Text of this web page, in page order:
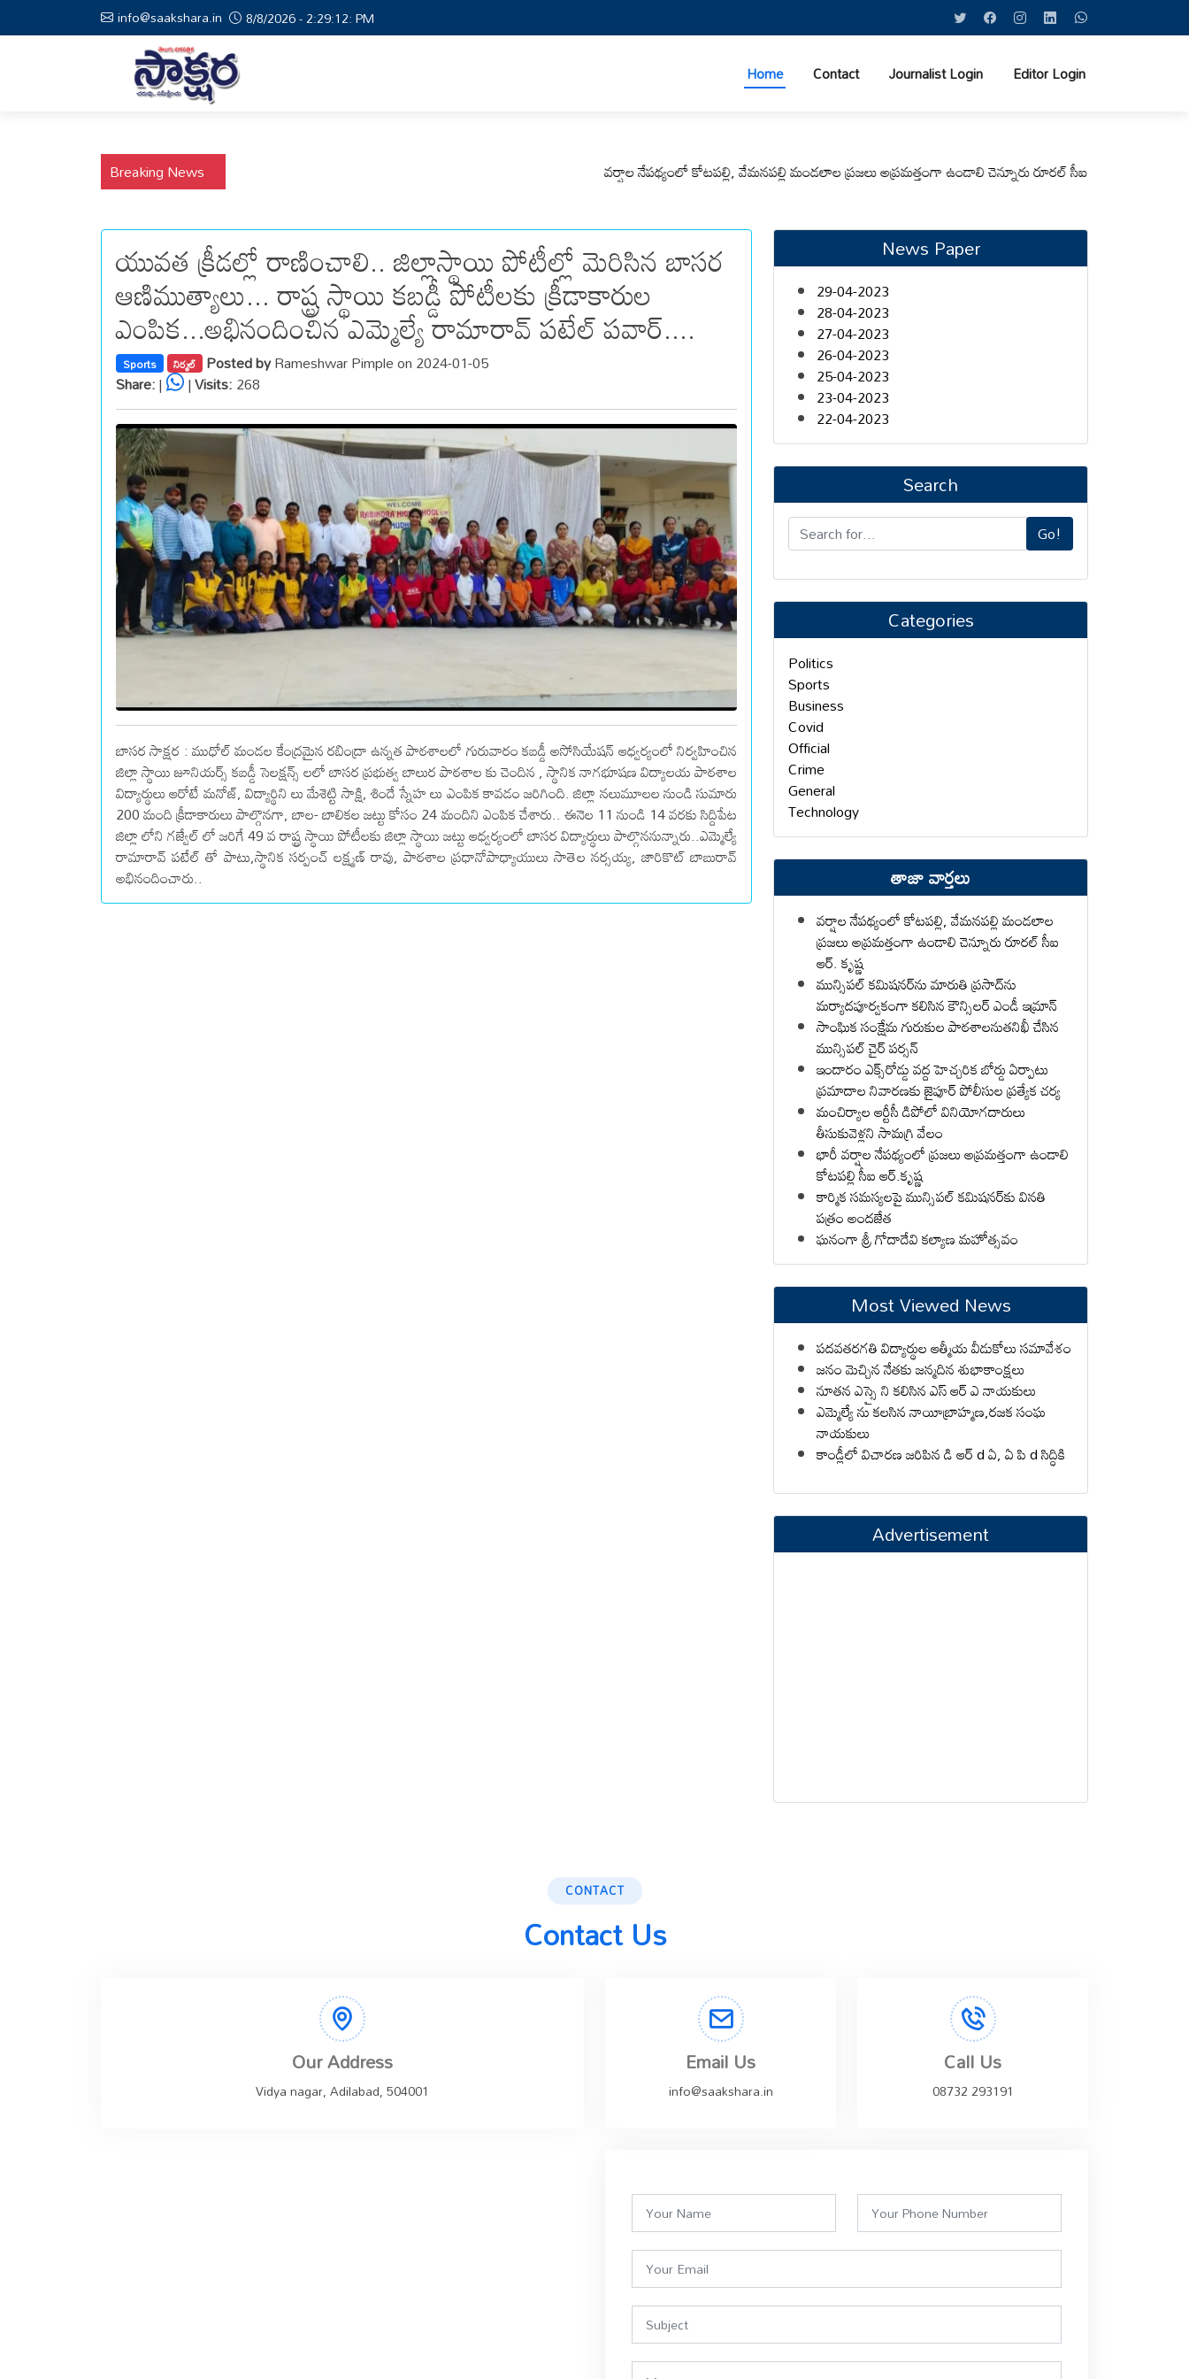
info@saakshara.in 8/8/2026 - 2:29:12: PM
Home Contact Journalist Login Editor Login
Breaking News వర్షాల నేపథ్యంలో కోటపల్లి, వేమనపల్లి మండలాల ప్రజలు అప్రమత్తంగా ఉండాలి చెన్నూరు రూరల్ సీఐ ఆర్. కృష్ణ
యువత క్రీడల్లో రాణించాలి.. జిల్లాస్థాయి పోటీల్లో మెరిసిన బాసర
ఆణిముత్యాలు... రాష్ట్ర స్థాయి కబడ్డీ పోటీలకు క్రీడాకారుల
ఎంపిక...అభినందించిన ఎమ్మెల్యే రామారావ్ పటేల్ పవార్....
Sports నిర్మల్ Posted byRameshwar Pimple on 2024-01-05
Share:| |Visits:268
బాసర సాక్షర : ముధోల్ మండల కేంద్రమైన రబింద్రా ఉన్నత పాఠశాలలో గురువారం కబడ్డీ అసోసియేషన్ ఆధ్వర్యంలో నిర్వహించిన
జిల్లా స్థాయి జూనియర్స్ కబడ్డీ సెలక్షన్స్ లలో బాసర ప్రభుత్వ బాలుర పాఠశాల కు చెందిన , స్థానిక నాగభూషణ విద్యాలయ పాఠశాల
విద్యార్థులు ఆరోటే మనోజ్, విద్యార్థిని లు మేశెట్టి సాక్షి, శిందే స్నేహ లు ఎంపిక కావడం జరిగింది. జిల్లా నలుమూలల నుండి సుమారు
200 మంది క్రీడాకారులు పాల్గొనగా, బాల- బాలికల జట్టు కోసం 24 మందిని ఎంపిక చేశారు.. ఈనెల 11 నుండి 14 వరకు సిద్దిపేట
జిల్లా లోని గజ్వేల్ లో జరిగే 49 వ రాష్ట్ర స్థాయి పోటీలకు జిల్లా స్థాయి జట్టు ఆధ్వర్యంలో బాసర విద్యార్థులు పాల్గొననున్నారు..ఎమ్మెల్యే
రామారావ్ పటేల్ తో పాటు,స్థానిక సర్పంచ్ లక్ష్మణ్ రావు, పాఠశాల ప్రధానోపాధ్యాయులు సాతెల నర్సయ్య, జారికొట్ బాబురావ్
అభినందించారు..
News Paper
29-04-2023
28-04-2023
27-04-2023
26-04-2023
25-04-2023
23-04-2023
22-04-2023
Search
Go!
Categories
Politics
Sports
Business
Covid
Official
Crime
General
Technology
తాజా వార్తలు
వర్షాల నేపథ్యంలో కోటపల్లి, వేమనపల్లి మండలాల
ప్రజలు అప్రమత్తంగా ఉండాలి చెన్నూరు రూరల్ సీఐ
ఆర్. కృష్ణ
మున్సిపల్ కమిషనర్‌ను మారుతి ప్రసాద్‌ను
మర్యాదపూర్వకంగా కలిసిన కౌన్సిలర్ ఎండీ ఇమ్రాన్ ​
సాంఘిక సంక్షేమ గురుకుల పాఠశాలనుతనిఖీ చేసిన
మున్సిపల్ చైర్ పర్సన్
ఇందారం ఎక్స్‌రోడ్డు వద్ద హెచ్చరిక బోర్డు ఏర్పాటు
ప్రమాదాల నివారణకు జైపూర్ పోలీసుల ప్రత్యేక చర్య
మంచిర్యాల ఆర్టీసీ డిపోలో వినియోగదారులు
తీసుకువెళ్లని సామగ్రి వేలం
భారీ వర్షాల నేపథ్యంలో ప్రజలు అప్రమత్తంగా ఉండాలి
కోటపల్లి సీఐ ఆర్.కృష్ణ
కార్మిక సమస్యలపై మున్సిపల్ కమిషనర్‌కు వినతి
పత్రం అందజేత
ఘనంగా శ్రీ గోదాదేవి కల్యాణ మహోత్సవం
Most Viewed News
పదవతరగతి విద్యార్థుల ఆత్మీయ వీడుకోలు సమావేశం
జనం మెచ్చిన నేతకు జన్మదిన శుభాకాంక్షలు
నూతన ఎస్సై ని కలిసిన ఎస్ ఆర్ ఎ నాయకులు
ఎమ్మెల్యే ను కలసిన నాయీబ్రాహ్మణ,రజక సంఘ
నాయకులు
కాండ్లీలో విచారణ జరిపిన డి ఆర్ d ఏ, ఏ పి d సిద్ధికి
Advertisement
CONTACT
Contact Us
Our Address
Vidya nagar, Adilabad, 504001
Email Us
info@saakshara.in
Call Us
08732 293191